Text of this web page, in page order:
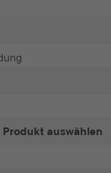
Produkt auswählen